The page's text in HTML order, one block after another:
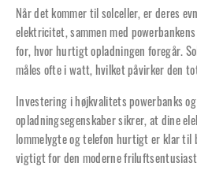
Når det kommer til solceller, er deres
elektricitet, sammen med
for, hvor hurtigt opladningen foregår.
måles ofte i watt, hvilket påvirker den
Investering i højkvalitets powerbanks
opladningsegenskaber sikrer, at dine
lommelygte og telefon hurtigt er klar til
vigtigt for den moderne